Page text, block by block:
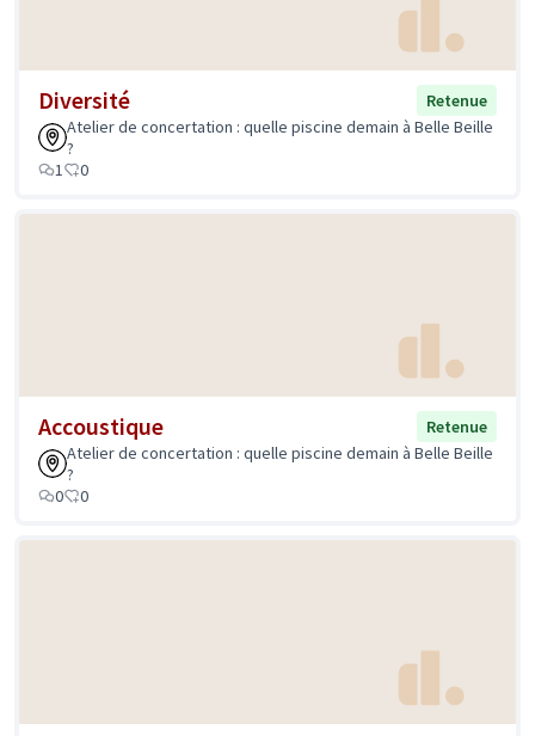
Diversité
Retenue
Atelier de concertation : quelle piscine demain à Belle Beille
?
1
0
Accoustique
Retenue
Atelier de concertation : quelle piscine demain à Belle Beille
?
0
0